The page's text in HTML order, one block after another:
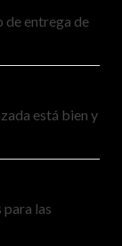
entrega de
está bien y
para las